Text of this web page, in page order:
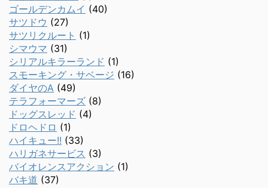
ゴールデンカムイ (40)
サツドウ (27)
サツリクルート (1)
シマウマ (31)
シリアルキラーランド (1)
スモーキング・サベージ (16)
ダイヤのA (49)
テラフォーマーズ (8)
ドッグスレッド (4)
ドロヘドロ (1)
ハイキュー!! (33)
ハリガネサービス (3)
バイオレンスアクション (1)
バキ道 (37)